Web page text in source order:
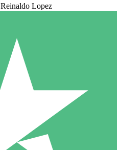
Reinaldo Lopez